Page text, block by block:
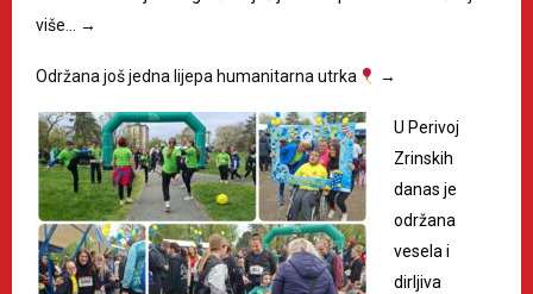
više…
→
Održana još jedna lijepa humanitarna utrka →
U Perivoj
Zrinskih
danas je
održana
vesela i
dirljiva